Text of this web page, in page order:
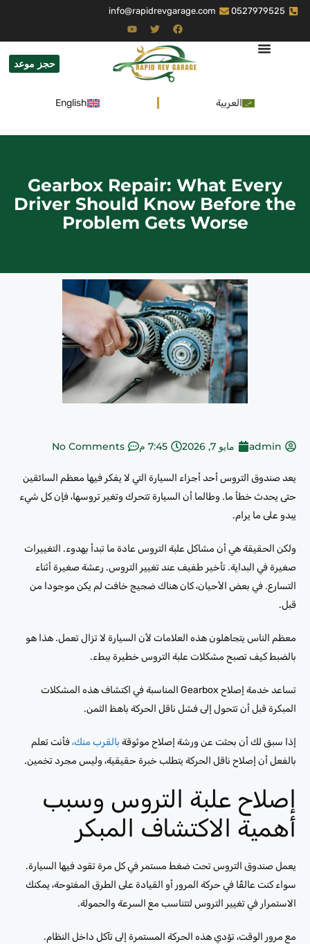
0527979525
info@rapidrevgarage.com
حجز موعد
العربية English
Gearbox Repair: What Every
Driver Should Know Before the
Problem Gets Worse
admin مايو 7, 2026 7:45 م No Comments
يعد صندوق التروس أحد أجزاء السيارة التي لا يفكر فيها معظم السائقين
حتى يحدث خطأ ما. وطالما أن السيارة تتحرك وتغير تروسها، فإن كل شيء
يبدو على ما يرام.
ولكن الحقيقة هي أن مشاكل علبة التروس عادة ما تبدأ بهدوء. التغييرات
صغيرة في البداية. تأخير طفيف عند تغيير التروس. رعشة صغيرة أثناء
التسارع. في بعض الأحيان، كان هناك ضجيج خافت لم يكن موجودا من
قبل.
معظم الناس يتجاهلون هذه العلامات لأن السيارة لا تزال تعمل. هذا هو
بالضبط كيف تصبح مشكلات علبة التروس خطيرة ببطء.
تساعد خدمة إصلاح Gearbox المناسبة في اكتشاف هذه المشكلات
المبكرة قبل أن تتحول إلى فشل ناقل الحركة باهظ الثمن.
إذا سبق لك أن بحثت عن ورشة إصلاح موثوقة بالقرب منك،فأنت تعلم
بالفعل أن إصلاح ناقل الحركة يتطلب خبرة حقيقية، وليس مجرد تخمين.
إصلاح علبة التروس وسبب
أهمية الاكتشاف المبكر
يعمل صندوق التروس تحت ضغط مستمر في كل مرة تقود فيها السيارة.
سواء كنت عالقًا في حركة المرور أو القيادة على الطرق المفتوحة، يمكنك
الاستمرار في تغيير التروس لتتناسب مع السرعة والحمولة.
مع مرور الوقت، تؤدي هذه الحركة المستمرة إلى تآكل داخل النظام.